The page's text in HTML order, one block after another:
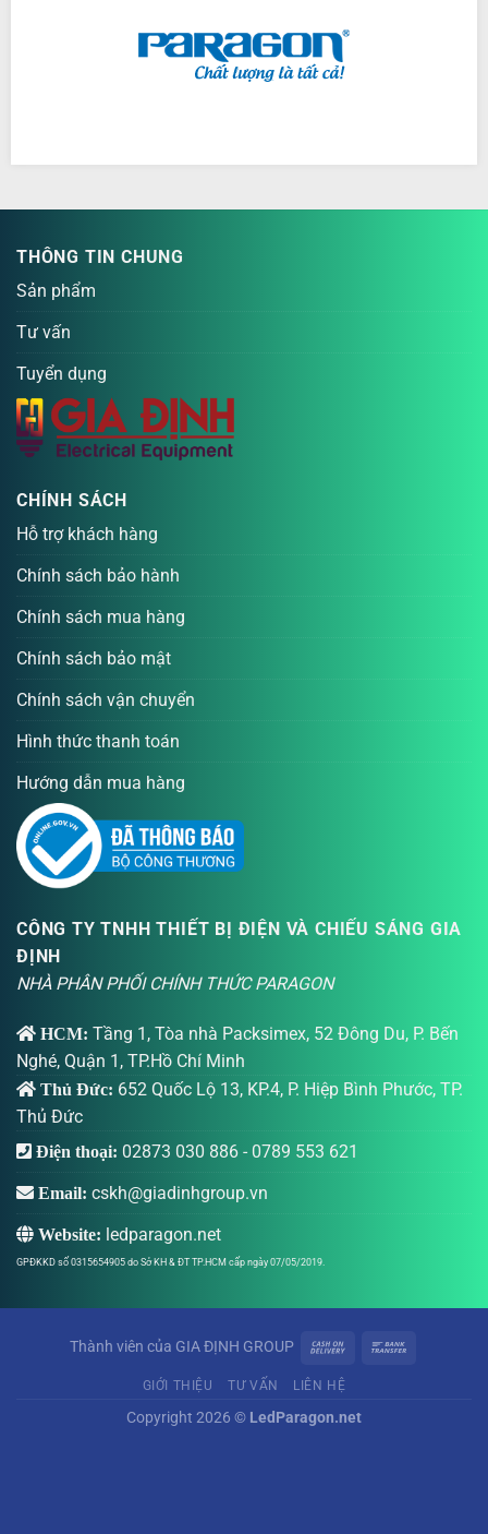
THÔNG TIN CHUNG
Sản phẩm
Tư vấn
Tuyển dụng
CHÍNH SÁCH
Hỗ trợ khách hàng
Chính sách bảo hành
Chính sách mua hàng
Chính sách bảo mật
Chính sách vận chuyển
Hình thức thanh toán
Hướng dẫn mua hàng
CÔNG TY TNHH THIẾT BỊ ĐIỆN VÀ CHIẾU SÁNG GIA
ĐỊNH
NHÀ PHÂN PHỐI CHÍNH THỨC PARAGON
HCM: Tầng 1, Tòa nhà Packsimex, 52 Đông Du, P. Bến
Nghé, Quận 1, TP.Hồ Chí Minh
Thủ Đức: 652 Quốc Lộ 13, KP.4, P. Hiệp Bình Phước, TP.
Thủ Đức
Điện thoại: 02873 030 886 - 0789 553 621
Email: cskh@giadinhgroup.vn
Website: ledparagon.net
GPĐKKD số 0315654905 do Sở KH & ĐT TP.HCM cấp ngày 07/05/2019.
Thành viên của GIA ĐỊNH GROUP
GIỚI THIỆU TƯ VẤN LIÊN HỆ
Copyright 2026 © LedParagon.net